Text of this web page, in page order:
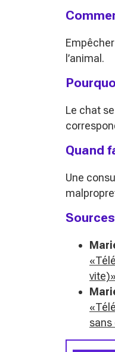
l’animal.
Le chat
Quand
Une
Sources
vite)»
sans